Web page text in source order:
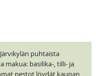
puhtaista
makua: basilika-, tilli- ja
pestot löydät kaupan